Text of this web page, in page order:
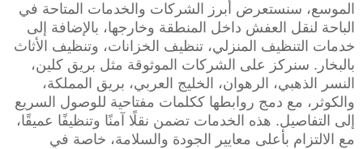
الموسع، سنستعرض أبرز الشركات والخدمات المتاحة في
الباحة لنقل العفش داخل المنطقة وخارجها، بالإضافة إلى
خدمات التنظيف المنزلي، تنظيف الخزانات، وتنظيف الأثاث
بالبخار. سنركز على الشركات الموثوقة مثل بريق كلين،
النسر الذهبي، الرهوان، الخليج العربي، بريق المملكة،
والكوثر، مع دمج روابطها ككلمات مفتاحية للوصول السريع
إلى التفاصيل. هذه الخدمات تضمن نقلًا آمنًا وتنظيفًا عميقًا،
مع الالتزام بأعلى معايير الجودة والسلامة، خاصة في